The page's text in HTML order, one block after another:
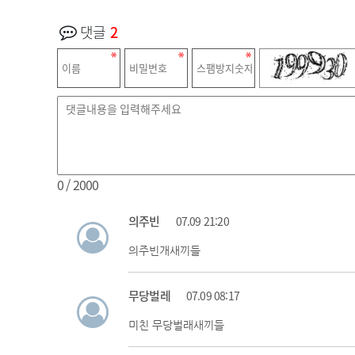
댓글 2
0/ 2000
의주빈 07.09 21:20
의주빈개새끼들
무당벌레 07.09 08:17
미친 무당벌래새끼들